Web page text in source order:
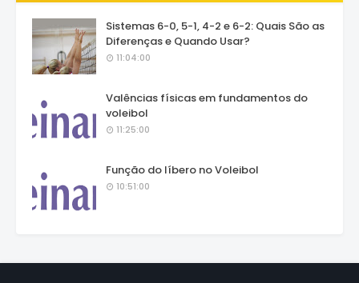
Sistemas 6-0, 5-1, 4-2 e 6-2: Quais São as
Diferenças e Quando Usar?
11:04:00
Valências físicas em fundamentos do
voleibol
11:25:00
Função do líbero no Voleibol
10:51:00